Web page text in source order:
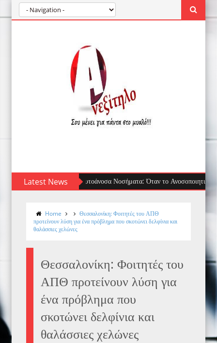
Latest News Τσίμπημα μέδουσας: πρώτες βοήθειες, τι να
Home
Θεσσαλονίκη: Φοιτητές του ΑΠΘ
προτείνουν λύση για ένα πρόβλημα που σκοτώνει δελφίνια και
θαλάσσιες χελώνες
Θεσσαλονίκη: Φοιτητές του
ΑΠΘ προτείνουν λύση για
ένα πρόβλημα που
σκοτώνει δελφίνια και
θαλάσσιες χελώνες